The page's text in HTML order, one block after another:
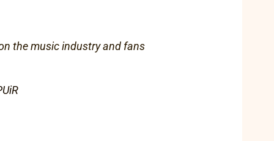
the music industry and fans